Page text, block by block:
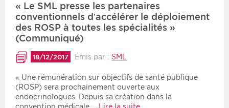
« Le SML presse les partenaires
conventionnels d’accélérer le déploiement
des ROSP à toutes les spécialités »
(Communiqué)
18/12/2017 Émis par : SML
« Une rémunération sur objectifs de santé publique
(ROSP) sera prochainement ouverte aux
endocrinologues. Depuis sa création dans la